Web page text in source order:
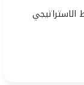
الاستراتيجي